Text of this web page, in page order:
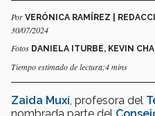
Por VERÓNICA RAMÍREZ |
30/07/2024
Fotos DANIELA ITURBE, KEVIN
Tiempo estimado de lectura:4 mins
Zaida Muxí , profesora del